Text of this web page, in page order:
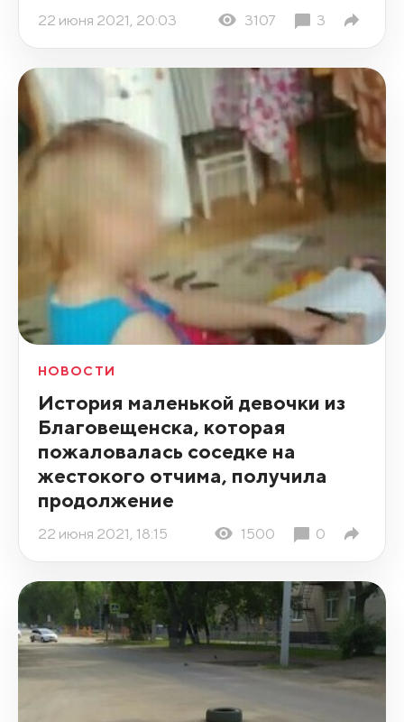
22 июня 2021, 20:03 3107 3
НОВОСТИ
История маленькой девочки из
Благовещенска, которая
пожаловалась соседке на
жестокого отчима, получила
продолжение
22 июня 2021, 18:15 1500 0